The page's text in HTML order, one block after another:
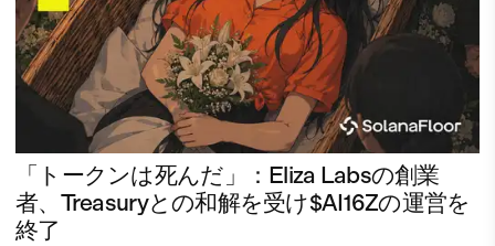
「トークンは死んだ」：Eliza Labsの創業
者、Treasuryとの和解を受け$AI16Zの運営を
終了